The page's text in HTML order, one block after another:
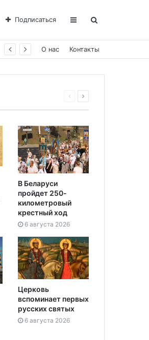
Подписаться
О нас Контакты
В Беларуси
пройдет 250-
километровый
крестный ход
6 августа 2026
Церковь
вспоминает первых
русских святых
6 августа 2026